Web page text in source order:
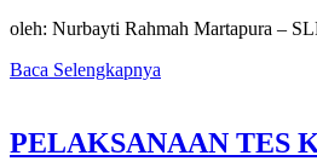
oleh: Nurbayti Rahmah Martapura –
Baca Selengkapnya
PELAKSANAAN TES